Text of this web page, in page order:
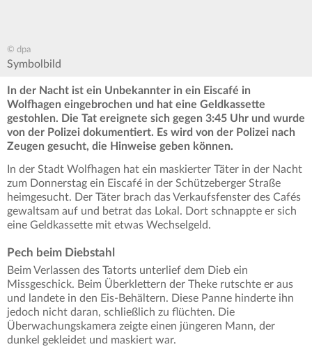
© dpa
Symbolbild
In der Nacht ist ein Unbekannter in ein Eiscafé in
Wolfhagen eingebrochen und hat eine Geldkassette
gestohlen. Die Tat ereignete sich gegen 3:45 Uhr und wurde
von der Polizei dokumentiert. Es wird von der Polizei nach
Zeugen gesucht, die Hinweise geben können.
In der Stadt Wolfhagen hat ein maskierter Täter in der Nacht
zum Donnerstag ein Eiscafé in der Schützeberger Straße
heimgesucht. Der Täter brach das Verkaufsfenster des Cafés
gewaltsam auf und betrat das Lokal. Dort schnappte er sich
eine Geldkassette mit etwas Wechselgeld.
Pech beim Diebstahl
Beim Verlassen des Tatorts unterlief dem Dieb ein
Missgeschick. Beim Überklettern der Theke rutschte er aus
und landete in den Eis-Behältern. Diese Panne hinderte ihn
jedoch nicht daran, schließlich zu flüchten. Die
Überwachungskamera zeigte einen jüngeren Mann, der
dunkel gekleidet und maskiert war.